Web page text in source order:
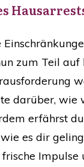
zum Teil
darüber,
erfährst
es dir